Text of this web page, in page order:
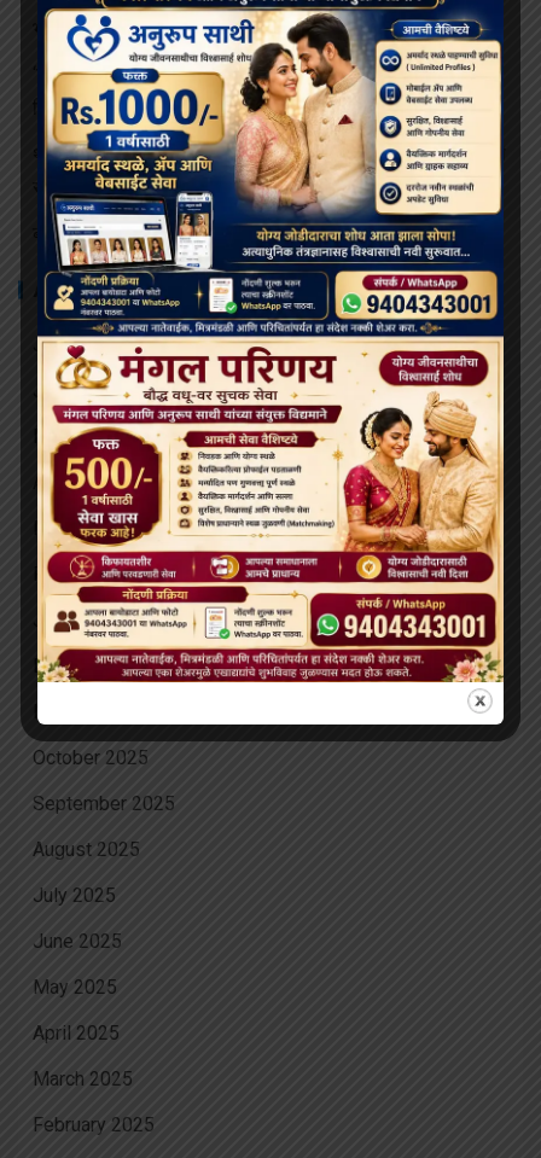
भव्य बौद्ध धम्म मिरवणूक बोमडिला येथे दाखल
‘विकसित भारत २०४७’ साठी बौद्ध मूल्ये आणि आधुनिक विज्ञान महत्त्वाचे:
हिमाचलचे राज्यपाल
थायलंडच्या अपघातात जखमी झालेल्या भिक्षूंच्या देखभाल त्यांना राजेशाही
संरक्षणाखाली उपचार पुरवले जातील.
बोधिमग्गो महाविहार प्रवेश व्दार चे भूमि पूजन संपन्न
ARCHIVES
July 2026
June 2026
May 2026
April 2026
March 2026
February 2026
January 2026
December 2025
October 2025
September 2025
August 2025
July 2025
June 2025
May 2025
April 2025
March 2025
February 2025